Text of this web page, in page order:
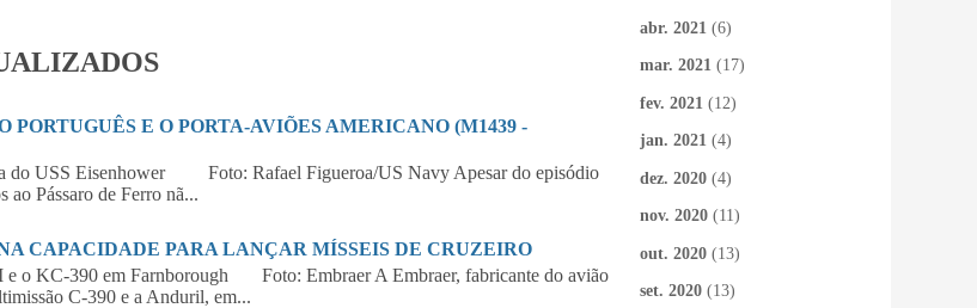
PORTUGUÊS E O PORTA-AVIÕES AMERICANO (M1439 -
do USS Eisenhower Foto: Rafael Figueroa/US Navy Apesar do episódio
ao Pássaro de Ferro nã...
CAPACIDADE PARA LANÇAR MÍSSEIS DE CRUZEIRO
e o KC-390 em Farnborough Foto: Embraer A Embraer, fabricante do avião
C-390 e a Anduril, em...
abr. 2021 (6)
mar. 2021 (17)
fev. 2021 (12)
jan. 2021 (4)
dez. 2020 (4)
nov. 2020 (11)
out. 2020 (13)
set. 2020 (13)